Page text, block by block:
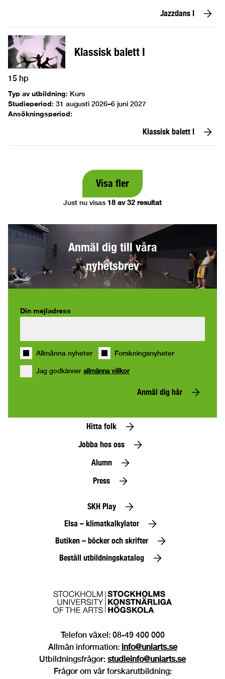
Jazzdans I
Klassisk balett I
15 hp
Typ av utbildning: Kurs
Studieperiod: 31 augusti 2026–6 juni 2027
Ansökningsperiod:
Klassisk balett I
Visa fler
Just nu visas 18 av 32 resultat
Anmäl dig till våra
nyhetsbrev
Din mejladress
Allmänna nyheter Forskningsnyheter
Jag godkänner allmänna villkor
Anmäl dig här
Hitta folk
Jobba hos oss
Alumn
Press
SKH Play
Elsa – klimatkalkylator
Butiken – böcker och skrifter
Beställ utbildningskatalog
Telefon växel: 08-49 400 000
Allmän information: info@uniarts.se
Utbildningsfrågor: studieinfo@uniarts.se
Frågor om vår forskarutbildning: